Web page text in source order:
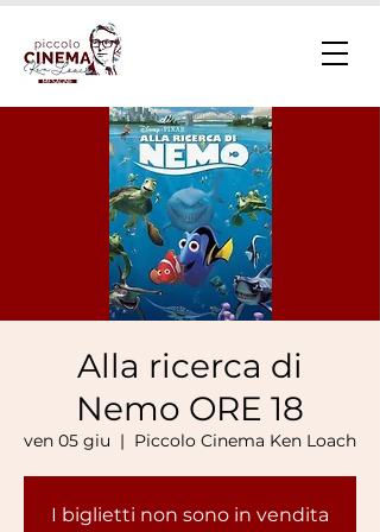
Alla ricerca di
Nemo ORE 18
ven 05 giu
  |
Piccolo Cinema Ken Loach
I biglietti non sono in vendita